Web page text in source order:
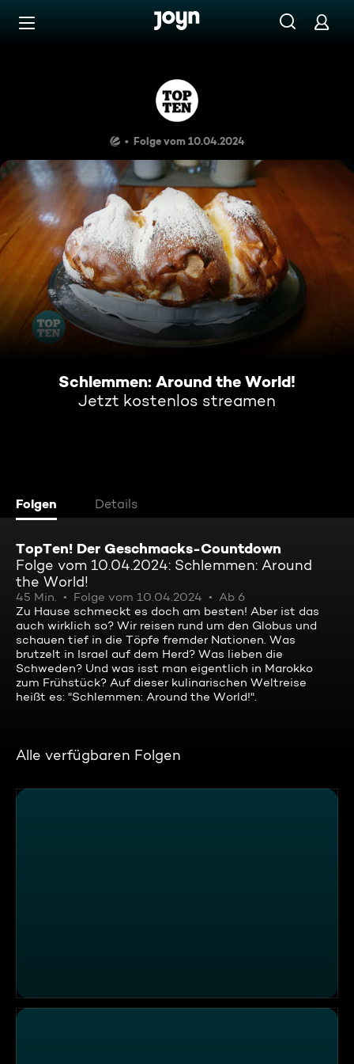
Zum Inhalt springen
Schlemmen: Around the
Folge vom 10.04.2024
Schlemmen: Around the World!
Jetzt kostenlos streamen
Folgen Details
TopTen! Der Geschmacks-Countdown
Folge vom 10.04.2024: Schlemmen: Around
the World!
45 Min. Folge vom 10.04.2024
Ab 6
Zu Hause schmeckt es doch am besten! Aber ist das
auch wirklich so? Wir reisen rund um den Globus und
schauen tief in die Töpfe fremder Nationen. Was
brutzelt in Israel auf dem Herd? Was lieben die
Schweden? Und was isst man eigentlich in Marokko
zum Frühstück? Auf dieser kulinarischen Weltreise
heißt es: "Schlemmen: Around the World!".
Alle verfügbaren Folgen
Schlemmen: Around the World!